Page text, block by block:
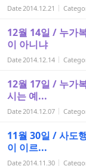
Date2014.12.21
12월 14일 / 누가
이 아니냐
Date2014.12.14
12월 17일 / 누가
시는 예...
Date2014.12.07
11월 30일 / 사도
이 이르...
Date2014.11.30